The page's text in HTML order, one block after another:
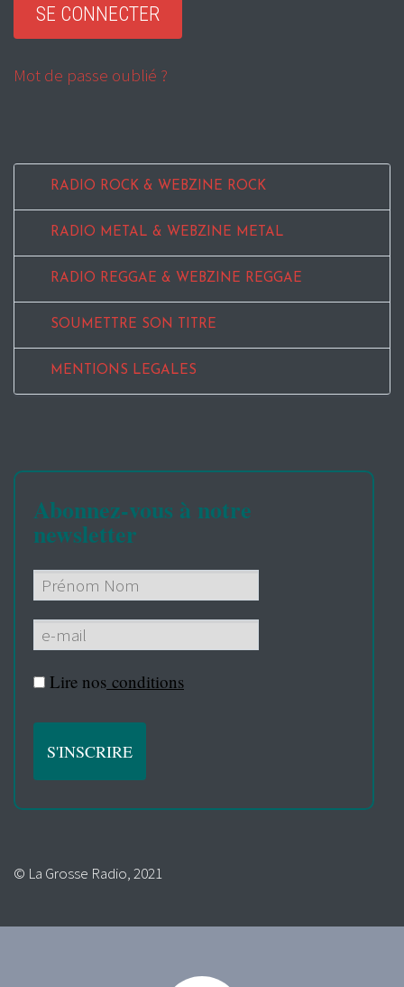
Mot de passe oublié ?
RADIO ROCK & WEBZINE ROCK
RADIO METAL & WEBZINE METAL
RADIO REGGAE & WEBZINE REGGAE
SOUMETTRE SON TITRE
MENTIONS LEGALES
Abonnez-vous à notre
newsletter
Lire nos conditions
© La Grosse Radio, 2021